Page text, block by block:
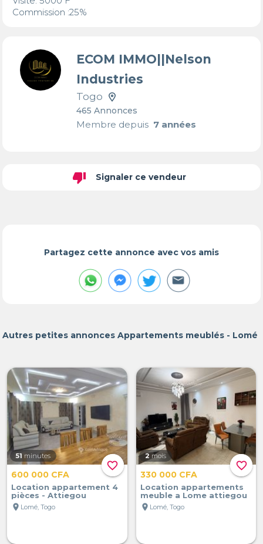
Commission :25%
ECOM IMMO||Nelson
Industries
Togo
465 Annonces
Membre depuis7 années
thumb_down Signaler ce vendeur
Partagez cette annonce avec vos amis
Autres petites annonces Appartements meublés - Lomé
favorite_border
51 minutes
600 000 CFA
Location appartement 4
pièces - Attiegou
location_on Lomé, Togo
favorite_border
2 mois
330 000 CFA
Location appartements
meuble a Lome attiegou
location_on Lomé, Togo